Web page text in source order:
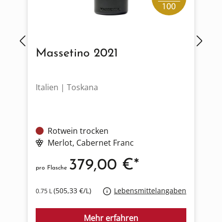
Massetino 2021
Italien | Toskana
Rotwein trocken
Merlot, Cabernet Franc
0.75 L(505,33 €/L) Lebensmittelangaben
pro Flasche 379,00 €*
Mehr erfahren